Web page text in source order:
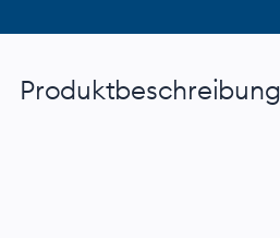
Produktbeschreibung